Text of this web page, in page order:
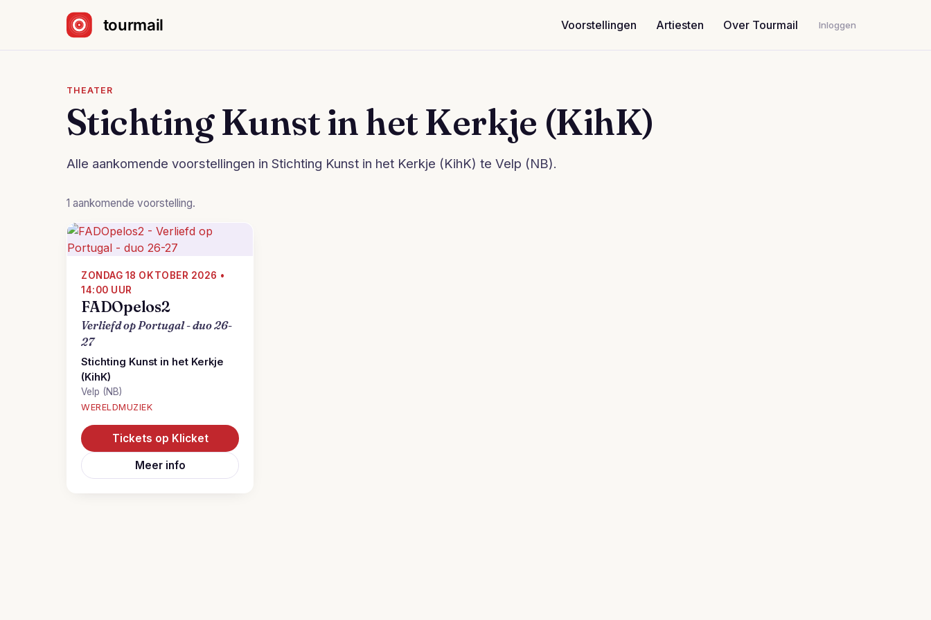
Voorstellingen
Artiesten Over Tourmail Inloggen
THEATER
Stichting Kunst in het Kerkje (KihK)
Alle aankomende voorstellingen in Stichting Kunst in het Kerkje (KihK) te Velp (NB).
1 aankomende voorstelling.
ZONDAG 18 OKTOBER 2026 •
14:00 UUR
FADOpelos2
Verliefd op Portugal - duo 26-
27
Stichting Kunst in het Kerkje
(KihK)
Velp (NB)
WERELDMUZIEK
Tickets op Klicket
Meer info